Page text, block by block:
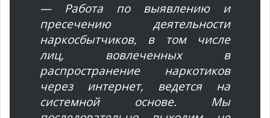
— Работа по выявлению и
пресечению деятельности
наркосбытчиков, в том числе
лиц, вовлеченных в
распространение наркотиков
через интернет, ведется на
системной основе. Мы